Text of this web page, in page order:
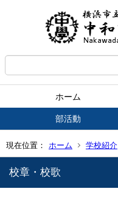
ホーム
部活動
現在位置： ホーム 学校紹介
校章・校歌